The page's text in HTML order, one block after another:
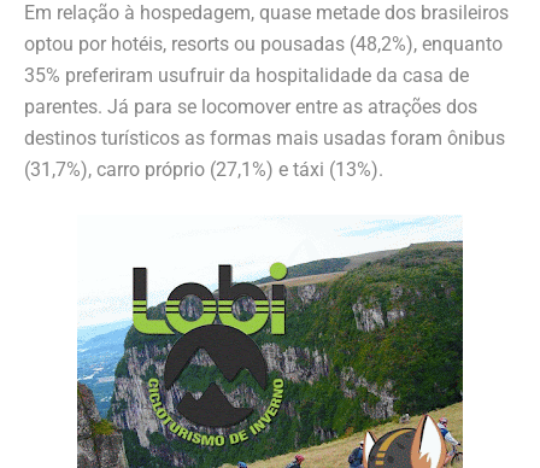
Em relação à hospedagem, quase metade dos brasileiros
optou por hotéis, resorts ou pousadas (48,2%), enquanto
35% preferiram usufruir da hospitalidade da casa de
parentes. Já para se locomover entre as atrações dos
destinos turísticos as formas mais usadas foram ônibus
(31,7%), carro próprio (27,1%) e táxi (13%).